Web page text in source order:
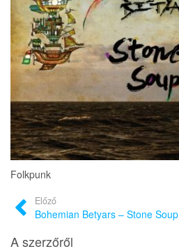
Folkpunk
Előző
Bohemian Betyars – Stone Soup
A szerzőről